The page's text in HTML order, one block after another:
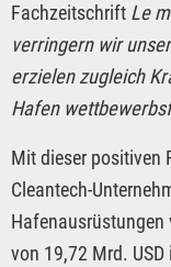
Fachzeitschrift Le
verringern wir
erzielen zugleich
Hafen
Mit dieser positiven
Cleantech-
Hafenausrüstungen
von 19,72 Mrd.